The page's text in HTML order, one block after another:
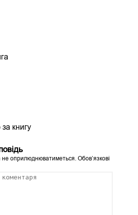
книгу
оприлюднюватиметься. Обов’язкові